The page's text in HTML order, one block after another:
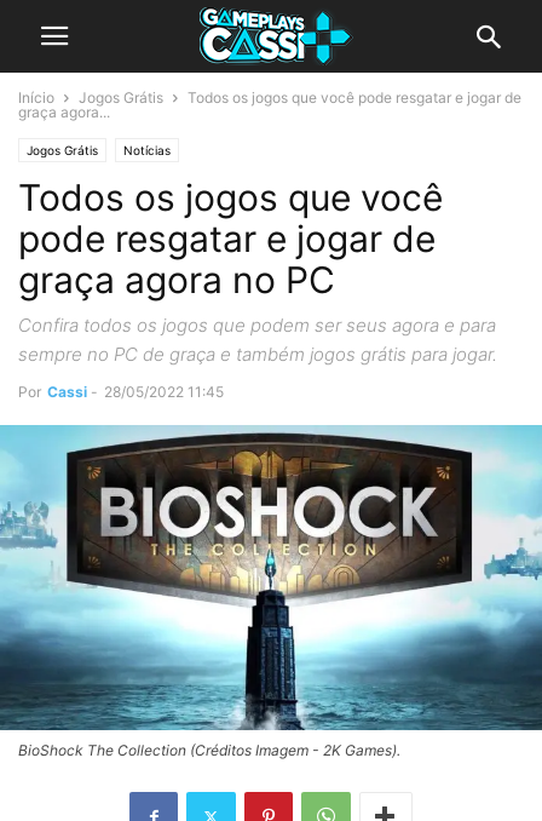
Início Jogos Grátis
Todos os jogos que você pode resgatar e jogar de
graça agora...
Jogos Grátis Notícias
Todos os jogos que você
pode resgatar e jogar de
graça agora no PC
Confira todos os jogos que podem ser seus agora e para
sempre no PC de graça e também jogos grátis para jogar.
Por Cassi - 28/05/2022 11:45
BioShock The Collection (Créditos Imagem - 2K Games).